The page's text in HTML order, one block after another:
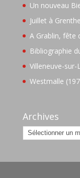
Un nouveau
Juillet à
A Grablin, fête
Bibliographie
Villeneuve-
Westmalle
Archives
Archives